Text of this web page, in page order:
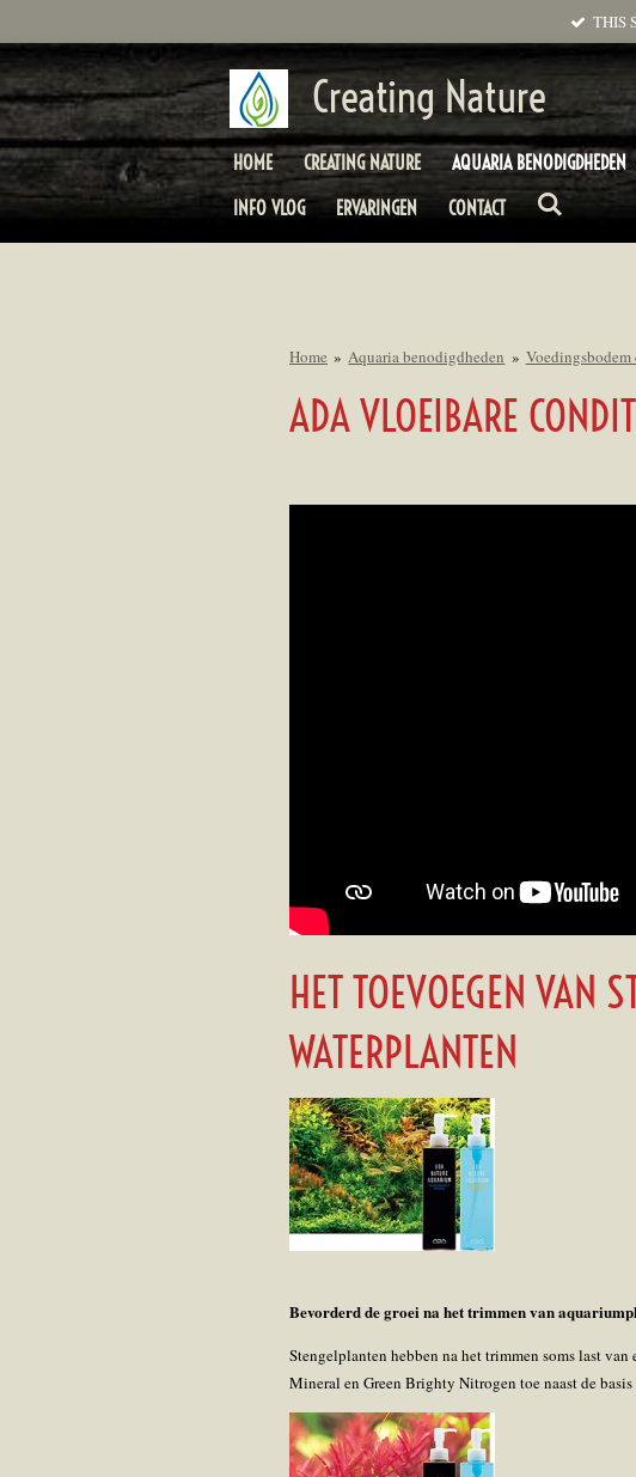
naar
de
hoofdinhoud
THIS
Creating Nature
HOME CREATING NATURE AQUARIA BENODIGDHEDEN
INFO VLOG
ERVARINGEN CONTACT
Home » Aquaria benodigdheden »
ADA VLOEIBARE
HET TOEVOEGEN VAN
WATERPLANTEN
Bevorderd de groei na het trimmen van
Stengelplanten hebben na het trimmen soms last
Mineral en Green Brighty Nitrogen toe naast de